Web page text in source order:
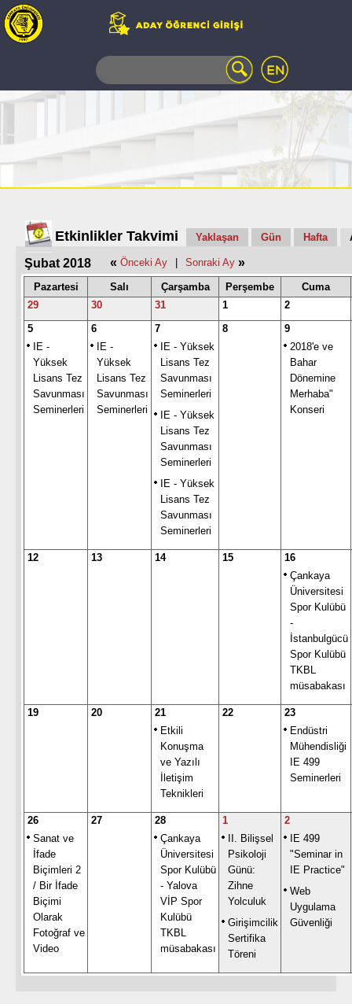
TELEFON
AÇILAN
UZAKTAN
EĞİTİM
KAMPÜSTE
YAŞAM
KÜTÜPHANE
ULAŞIM
Etkinlikler Takvimi Yaklaşan Gün Hafta
Şubat 2018 « Önceki Ay | Sonraki Ay »
Pazartesi Salı Çarşamba Perşembe
Cuma
29
30 31 1
2
5
IE -
Yüksek
Lisans Tez
Savunması
Seminerleri
6
IE -
Yüksek
Lisans Tez
Savunması
Seminerleri
7
IE - Yüksek
Lisans Tez
Savunması
Seminerleri
IE - Yüksek
Lisans Tez
Savunması
Seminerleri
IE - Yüksek
Lisans Tez
Savunması
Seminerleri
8
9
2018'e ve
Bahar
Dönemine
Merhaba"
Konseri
12 13 14 15
16
Çankaya
Üniversitesi
Spor Kulübü
-
İstanbulgücü
Spor Kulübü
TKBL
müsabakası
19 20
21
Etkili
Konuşma
ve Yazılı
İletişim
Teknikleri
22
23
Endüstri
Mühendisliği
IE 499
Seminerleri
26
Sanat ve
İfade
Biçimleri 2
/ Bir İfade
Biçimi
Olarak
Fotoğraf ve
Video
27
28
Çankaya
Üniversitesi
Spor Kulübü
- Yalova
VİP Spor
Kulübü
TKBL
müsabakası
1
II. Bilişsel
Psikoloji
Günü:
Zihne
Yolculuk
Girişimcilik
Sertifika
Töreni
2
IE 499
"Seminar in
IE Practice"
Web
Uygulama
Güvenliği